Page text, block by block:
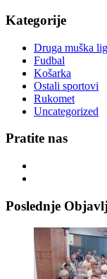
Kategorije
Druga muška
Fudbal
Košarka
Ostali sportovi
Rukomet
Uncategorized
Pratite nas
Poslednje